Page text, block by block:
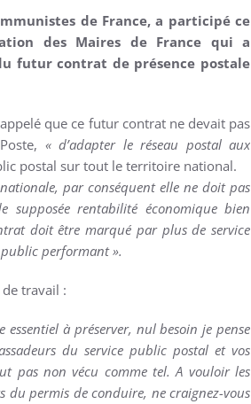
de France, a participé ce
des Maires de France qui a
futur contrat de présence postale
que ce futur contrat ne devait pas
« d’adapter le réseau postal aux
postal sur tout le territoire national.
par conséquent elle ne doit pas
supposée rentabilité économique bien
doit être marqué par plus de service
performant ».
travail :
à préserver, nul besoin je pense
du service public postal et vos
pas non vécu comme tel. A vouloir les
du permis de conduire, ne craignez-vous